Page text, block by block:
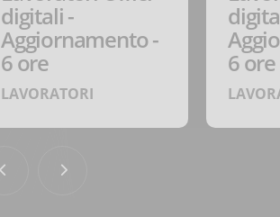
digitali -
Aggiornamento -
6 ore
LAVORATORI
6 ore